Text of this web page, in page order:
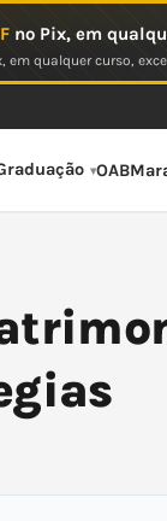
no Pix, em
em qualquer curso,
OAB